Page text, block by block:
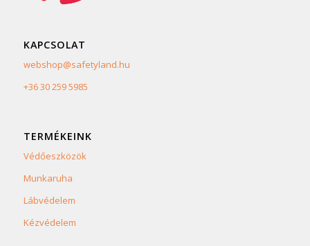
KAPCSOLAT
webshop@safetyland.hu
+36 30 259 5985
TERMÉKEINK
Védőeszközök
Munkaruha
Lábvédelem
Kézvédelem